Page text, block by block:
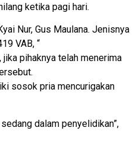
ketika pagi hari.
Nur, Gus Maulana. Jenisnya
VAB, “
jika pihaknya telah menerima
sosok pria mencurigakan
dalam penyelidikan”,